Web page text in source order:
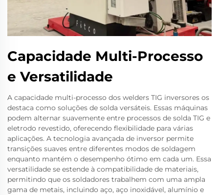
Capacidade Multi-Processo
e Versatilidade
A capacidade multi-processo dos welders TIG inversores os
destaca como soluções de solda versáteis. Essas máquinas
podem alternar suavemente entre processos de solda TIG e
eletrodo revestido, oferecendo flexibilidade para várias
aplicações. A tecnologia avançada de inversor permite
transições suaves entre diferentes modos de soldagem
enquanto mantém o desempenho ótimo em cada um. Essa
versatilidade se estende à compatibilidade de materiais,
permitindo que os soldadores trabalhem com uma ampla
gama de metais, incluindo aço, aço inoxidável, alumínio e